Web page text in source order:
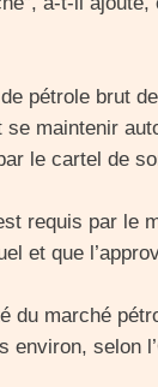
pétrole brut
se maintenir
le cartel de
requis par le
et que
du marché
environ, selon